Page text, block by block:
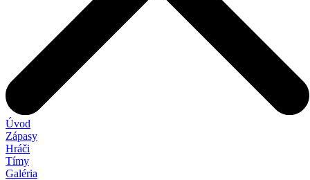
Úvod
Zápasy
Hráči
Tímy
Galéria